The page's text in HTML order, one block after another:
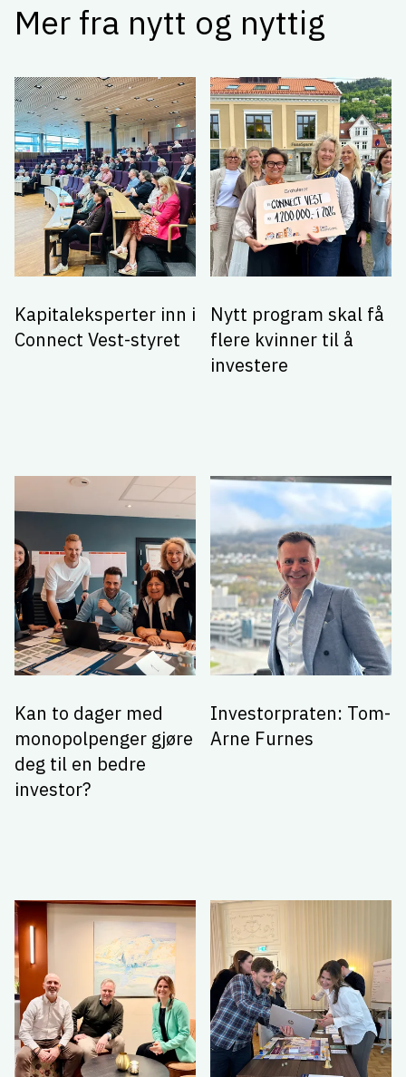
Mer fra nytt og nyttig
Kapitaleksperter inn i
Connect Vest-styret
Nytt program skal få
flere kvinner til å
investere
Kan to dager med
monopolpenger gjøre
deg til en bedre
investor?
Investorpraten: Tom-
Arne Furnes